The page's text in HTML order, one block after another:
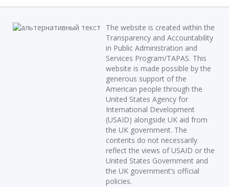
The website is created within the
Transparency and Accountability
in Public Administration and
Services Program/TAPAS. This
website is made possible by the
generous support of the
American people through the
United States Agency for
International Development
(USAID) alongside UK aid from
the UK government. The
contents do not necessarily
reflect the views of USAID or the
United States Government and
the UK government’s official
policies.